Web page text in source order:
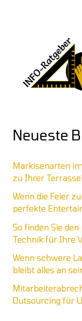
Neueste
Markisenarten
zu Ihrer
Wenn die Feier
perfekte
So finden Sie
Technik für Ihre
Wenn schwere
bleibt alles an
Outsourcing für